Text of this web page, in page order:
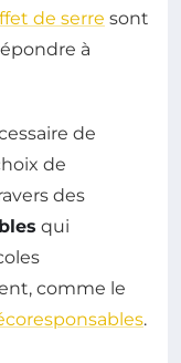
de serre sont
à
de
de
des
qui
comme le
.